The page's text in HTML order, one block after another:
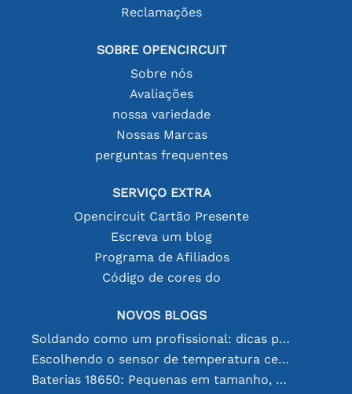
Reclamações
SOBRE OPENCIRCUIT
Sobre nós
Avaliações
nossa variedade
Nossas Marcas
perguntas frequentes
SERVIÇO EXTRA
Opencircuit Cartão Presente
Escreva um blog
Programa de Afiliados
Código de cores do
NOVOS BLOGS
Soldando como um profissional: dicas para conexões eletrônicas perfeitas
Escolhendo o sensor de temperatura certo [youtube]
Baterias 18650: Pequenas em tamanho, grandes em desempenho